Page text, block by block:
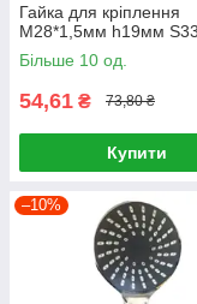
Гайка для кріплення
M28*1,5мм h19мм
Більше 10 од.
54,61 ₴ 73,80 ₴
Купити
–10%